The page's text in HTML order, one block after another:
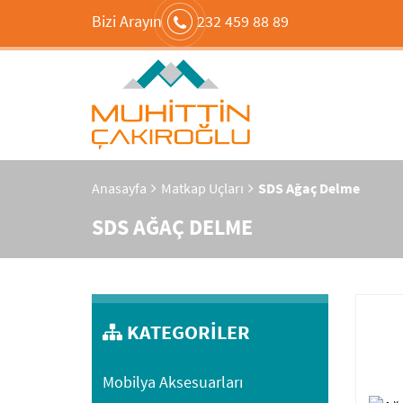
Bizi Arayın 232 459 88 89
Anasayfa Matkap Uçları SDS Ağaç Delme
SDS AĞAÇ DELME
KATEGORİLER
Mobilya Aksesuarları